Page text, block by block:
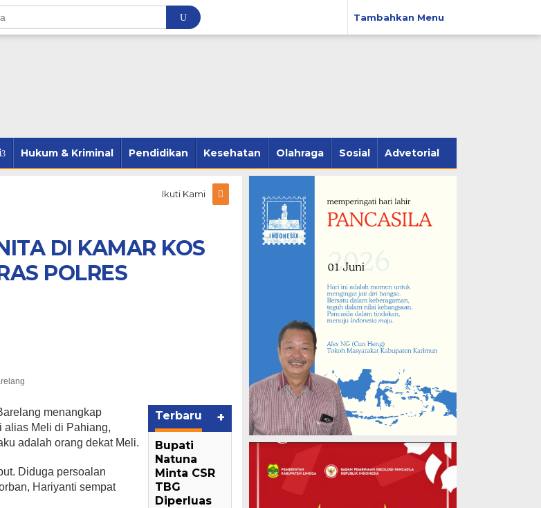
Tambahkan Menu
Hukum & Kriminal Pendidikan Kesehatan Olahraga Sosial Advetorial
Ikuti Kami
DI KAMAR KOS
POLRES
menangkap
alias Meli di Pahiang,
adalah orang dekat Meli.
Diduga persoalan
Hariyanti sempat
Terbaru +
Bupati
Natuna
Minta CSR
TBG
Diperluas